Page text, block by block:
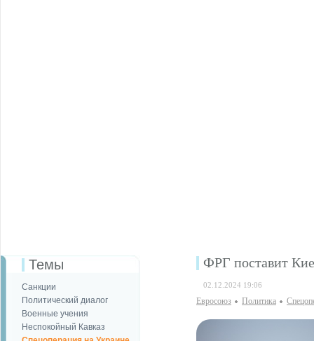
Темы
Санкции
Политический диалог
Военные учения
Неспокойный Кавказ
ФРГ поставит
02.12.2024 19:06
Евросоюз Политика